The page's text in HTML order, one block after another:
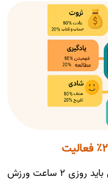
اگر می‌خواهی سالم‌تر باشی، شاید فکر کنی باید روزی ۲ ساعت ورزش